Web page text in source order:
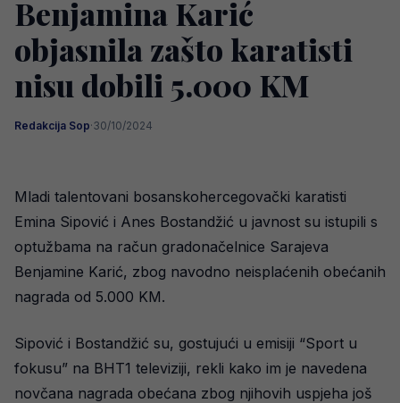
Benjamina Karić
objasnila zašto karatisti
nisu dobili 5.000 KM
Redakcija Sop·30/10/2024
Mladi talentovani bosanskohercegovački karatisti
Emina Sipović i Anes Bostandžić u javnost su istupili s
optužbama na račun gradonačelnice Sarajeva
Benjamine Karić, zbog navodno neisplaćenih obećanih
nagrada od 5.000 KM.
Sipović i Bostandžić su, gostujući u emisiji “Sport u
fokusu” na BHT1 televiziji, rekli kako im je navedena
novčana nagrada obećana zbog njihovih uspjeha još